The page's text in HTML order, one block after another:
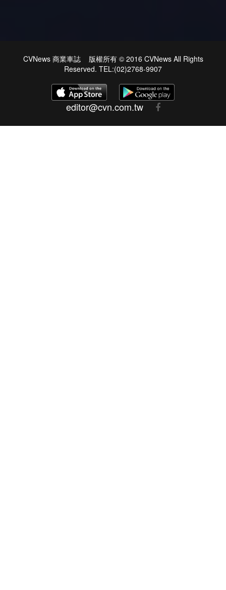
CVNews 商業車誌 版權所有 © 2016 CVNews All Rights
Reserved. TEL:(02)2768-9907
editor@cvn.com.tw